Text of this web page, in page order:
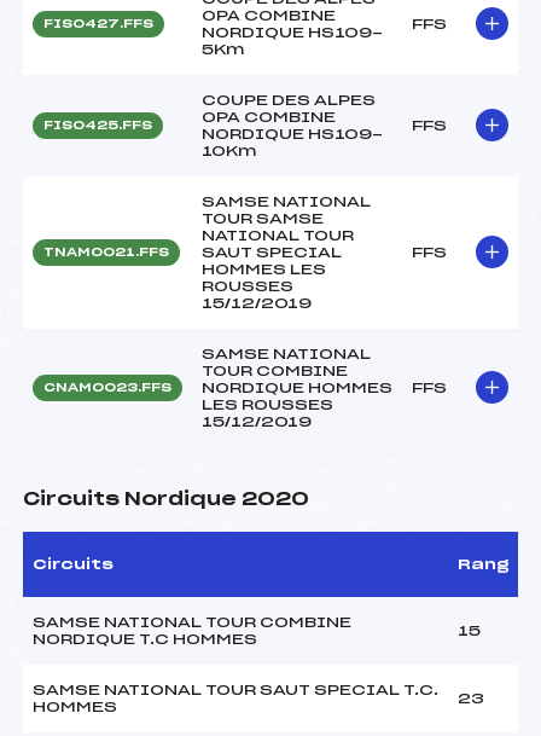
FIS0427.FFS
OPA COMBINE
NORDIQUE HS109-
5Km
FFS
FIS0425.FFS
COUPE DES ALPES
OPA COMBINE
NORDIQUE HS109-
10Km
FFS
TNAM0021.FFS
SAMSE NATIONAL
TOUR SAMSE
NATIONAL TOUR
SAUT SPECIAL
HOMMES LES
ROUSSES
15/12/2019
FFS
CNAM0023.FFS
SAMSE NATIONAL
TOUR COMBINE
NORDIQUE HOMMES
LES ROUSSES
15/12/2019
FFS
Circuits Nordique 2020
Circuits Rang
SAMSE NATIONAL TOUR COMBINE
NORDIQUE T.C HOMMES
15
SAMSE NATIONAL TOUR SAUT SPECIAL T.C.
HOMMES
23